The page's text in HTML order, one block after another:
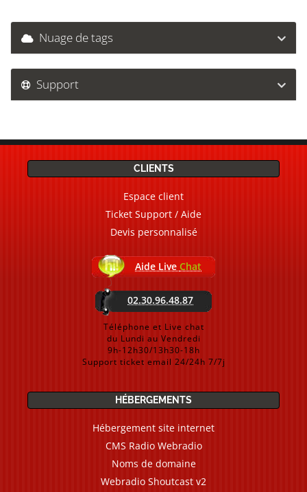
Nuage de tags
Support
CLIENTS
Espace client
Ticket Support / Aide
Devis personnalisé
Aide Live Chat
02.30.96.48.87
Téléphone et Live chat
du Lundi au Vendredi
9h-12h30/13h30-18h
Support ticket email 24/24h 7/7j
HÉBERGEMENTS
Hébergement site internet
CMS Radio Webradio
Noms de domaine
Webradio Shoutcast v2